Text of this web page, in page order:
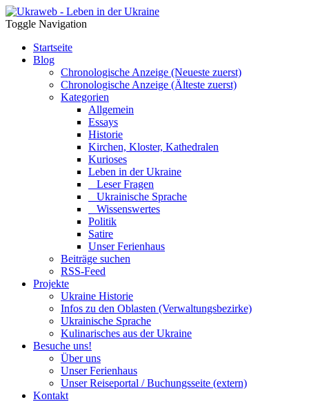
Toggle Navigation
Startseite
Blog
Chronologische Anzeige (Neueste zuerst)
Chronologische Anzeige (Älteste zuerst)
Kategorien
Allgemein
Essays
Historie
Kirchen, Kloster, Kathedralen
Kurioses
Leben in der Ukraine
Leser Fragen
Ukrainische Sprache
Wissenswertes
Politik
Satire
Unser Ferienhaus
Beiträge suchen
RSS-Feed
Projekte
Ukraine Historie
Infos zu den Oblasten (Verwaltungsbezirke)
Ukrainische Sprache
Kulinarisches aus der Ukraine
Besuche uns!
Über uns
Unser Ferienhaus
Unser Reiseportal / Buchungsseite (extern)
Kontakt